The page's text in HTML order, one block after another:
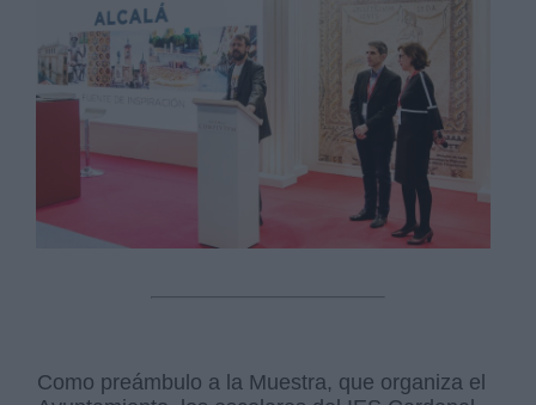
Como preámbulo a la Muestra, que organiza el
Información adicional
link